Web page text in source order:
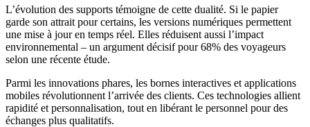
L’évolution des supports témoigne de cette dualité. Si le papier
garde son attrait pour certains, les versions numériques permettent
une mise à jour en temps réel. Elles réduisent aussi l’impact
environnemental – un argument décisif pour 68% des voyageurs
selon une récente étude.
Parmi les innovations phares, les bornes interactives et applications
mobiles révolutionnent l’arrivée des clients. Ces technologies allient
rapidité et personnalisation, tout en libérant le personnel pour des
échanges plus qualitatifs.